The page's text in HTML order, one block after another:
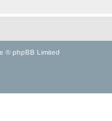
© phpBB Limited